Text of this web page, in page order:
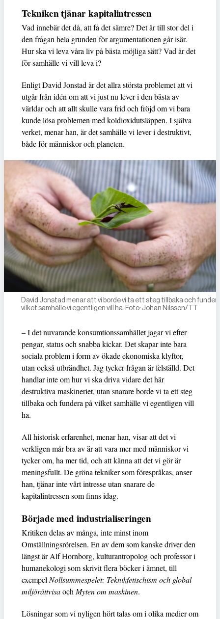
Tekniken tjänar kapitalintressen
Vad innebär det då, att få det sämre? Det är till stor del i
den frågan hela grunden för argumentationen går isär.
Hur ska vi leva våra liv på bästa möjliga sätt? Vad är det
för samhälle vi vill leva i?
Enligt David Jonstad är det allra största problemet att vi
utgår från idén om att vi just nu lever i den bästa av
världar och att allt skulle vara frid och fröjd om vi bara
kunde lösa problemen med koldioxidutsläppen. I själva
verket, menar han, är det samhälle vi lever i destruktivt,
både för människor och planeten.
David Jonstad menar att vi borde vi ta ett steg tillbaka och
vilket samhälle vi egentligen vill ha. Foto: Johan Nilsson/TT
– I det nuvarande konsumtionssamhället jagar vi efter
pengar, status och snabba kickar. Det skapar inte bara
sociala problem i form av ökade ekonomiska klyftor,
utan också utbrändhet. Jag tycker frågan är felställd. Det
handlar inte om hur vi ska driva vidare det här
destruktiva maskineriet, utan snarare borde vi ta ett steg
tillbaka och fundera på vilket samhälle vi egentligen vill
ha.
All historisk erfarenhet, menar han, visar att det vi
verkligen mår bra av är att vara mer med människor vi
tycker om, ha mer tid, och att känna att det vi gör är
meningsfullt. De gröna tekniker som förespråkas, anser
han, tjänar inte vårt intresse utan snarare de
kapitalintressen som finns idag.
Började med industrialiseringen
Kritiken delas av många, inte minst inom
Omställningsrörelsen. En av dem som kanske driver den
längst är Alf Hornborg, kulturantropolog och professor i
humanekologi som skrivit flera böcker i ämnet, till
exempel Nollsummespelet: Teknikfetischism och global
miljörättvisaoch Myten om maskinen.
Lösningar som vi nyligen hört talas om i olika medier om